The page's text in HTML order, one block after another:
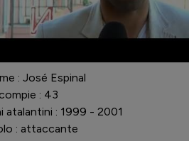
: José Espinal
: 43
atalantini : 1999 - 2001
: attaccante